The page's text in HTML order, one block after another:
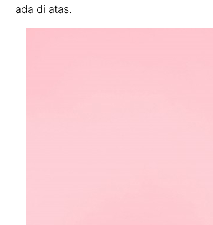
ada di atas.